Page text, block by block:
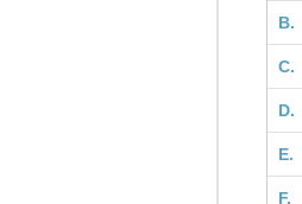
B.
C.
D.
E.
F.